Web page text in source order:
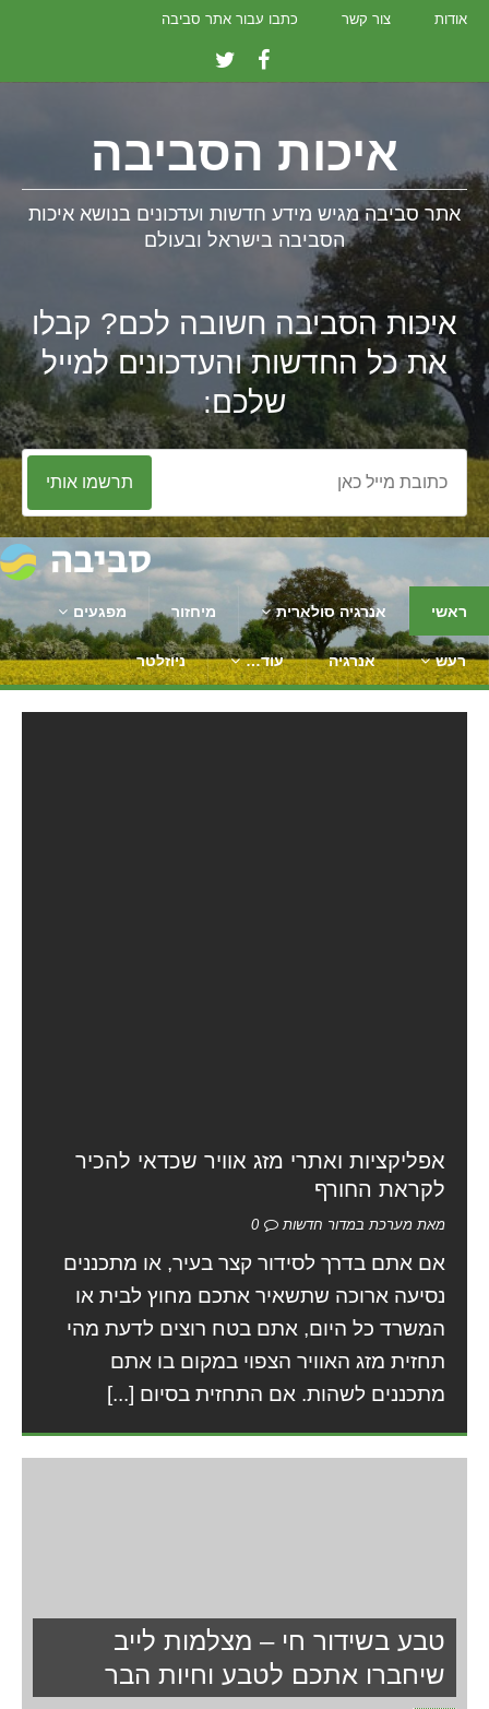
אודות צור קשר כתבו עבור אתר סביבה
איכות הסביבה
אתר סביבה מגיש מידע חדשות ועדכונים בנושא איכות
הסביבה בישראל ובעולם
איכות הסביבה חשובה לכם? קבלו
את כל החדשות והעדכונים למייל
שלכם:
תרשמו אותי
ראשי אנרגיה סולארית מיחזור מפגעים
רעש אנרגיה עוד… ניוזלטר
אפליקציות ואתרי מזג אוויר שכדאי להכיר
לקראת החורף
מאת מערכת במדור חדשות 0
אם אתם בדרך לסידור קצר בעיר, או מתכננים
נסיעה ארוכה שתשאיר אתכם מחוץ לבית או
המשרד כל היום, אתם בטח רוצים לדעת מהי
תחזית מזג האוויר הצפוי במקום בו אתם
מתכננים לשהות. אם התחזית בסיום [...]
טבע בשידור חי – מצלמות לייב
שיחברו אתכם לטבע וחיות הבר